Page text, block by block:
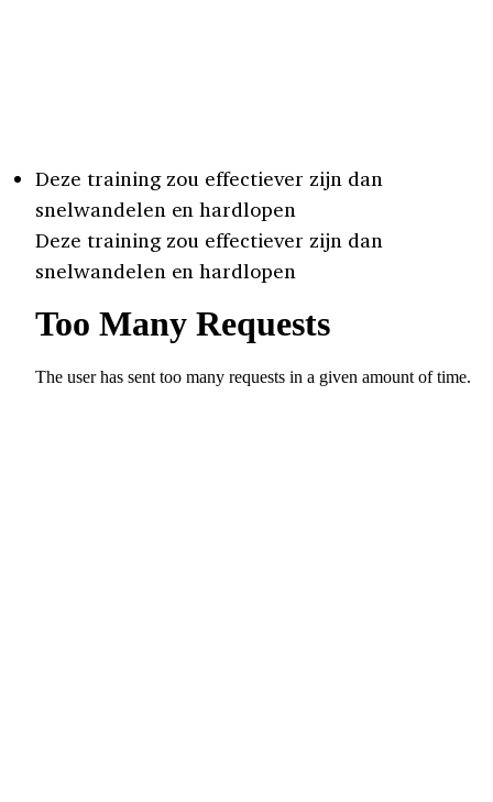
Deze training zou effectiever zijn dan
snelwandelen en hardlopen
Deze training zou effectiever zijn dan
snelwandelen en hardlopen